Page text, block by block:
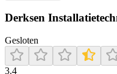
Derksen
Gesloten
3.4